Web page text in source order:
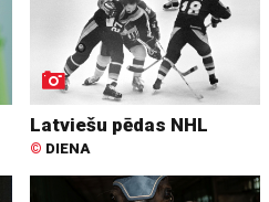
Latviešu pēdas NHL
© DIENA